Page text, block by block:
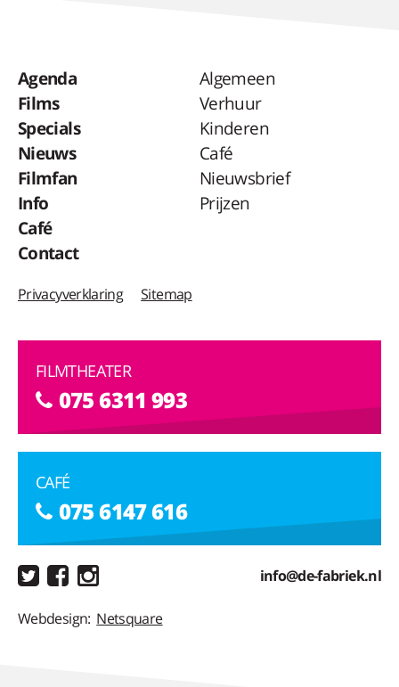
Agenda
Films
Specials
Nieuws
Filmfan
Info
Café
Contact
Algemeen
Verhuur
Kinderen
Café
Nieuwsbrief
Prijzen
Privacyverklaring Sitemap
FILMTHEATER
075 6311 993
CAFÉ
075 6147 616
info@de-fabriek.nl
Webdesign: Netsquare